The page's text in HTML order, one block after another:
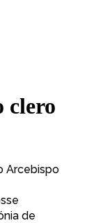
clero
Arcebispo
de